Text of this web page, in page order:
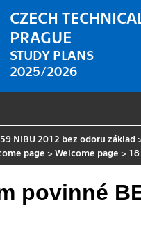
CZECH
PRAGUE
STUDY PLANS
2025/2026
NIBU 2012 bez odoru základ
page >Welcome page >
povinné